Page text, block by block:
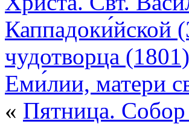
Каппадоки́йской
чудотворца
Еми́лии, матери
« Пятница. Собор